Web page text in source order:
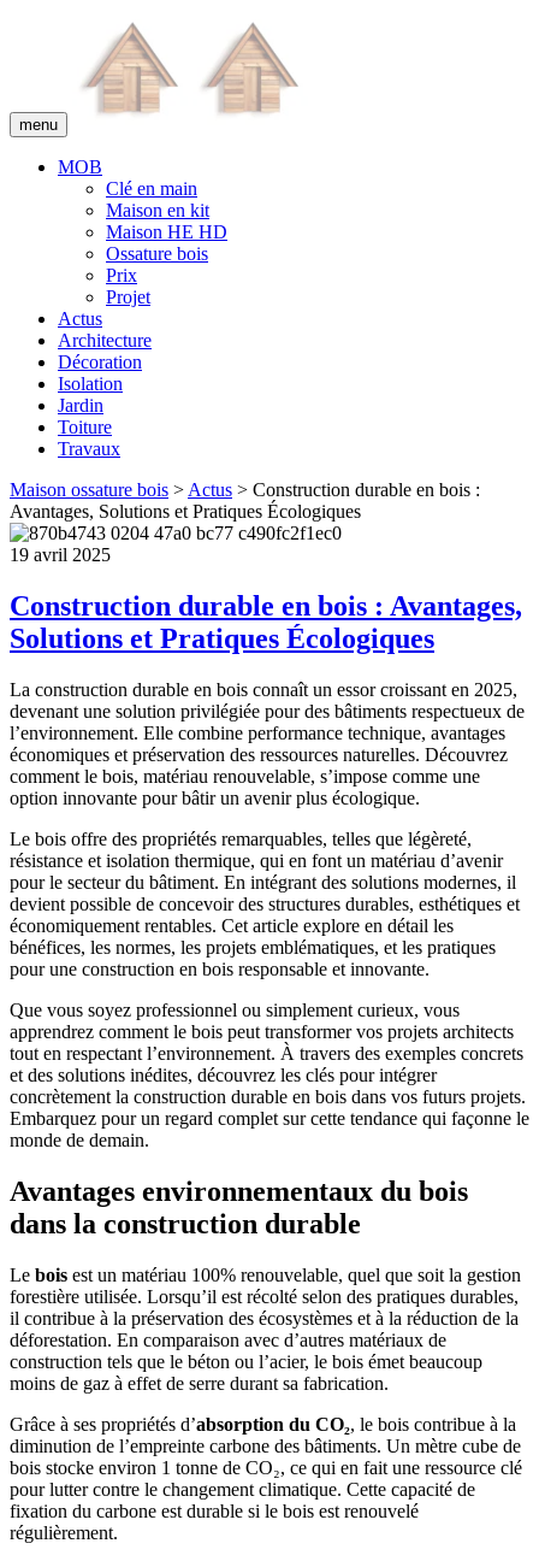
menu
MOB
Clé en main
Maison en kit
Maison HE HD
Ossature bois
Prix
Projet
Actus
Architecture
Décoration
Isolation
Jardin
Toiture
Travaux
Maison ossature bois > Actus > Construction durable en bois :
Avantages, Solutions et Pratiques Écologiques
19 avril 2025
Construction durable en bois : Avantages,
Solutions et Pratiques Écologiques
La construction durable en bois connaît un essor croissant en 2025,
devenant une solution privilégiée pour des bâtiments respectueux de
l’environnement. Elle combine performance technique, avantages
économiques et préservation des ressources naturelles. Découvrez
comment le bois, matériau renouvelable, s’impose comme une
option innovante pour bâtir un avenir plus écologique.
Le bois offre des propriétés remarquables, telles que légèreté,
résistance et isolation thermique, qui en font un matériau d’avenir
pour le secteur du bâtiment. En intégrant des solutions modernes, il
devient possible de concevoir des structures durables, esthétiques et
économiquement rentables. Cet article explore en détail les
bénéfices, les normes, les projets emblématiques, et les pratiques
pour une construction en bois responsable et innovante.
Que vous soyez professionnel ou simplement curieux, vous
apprendrez comment le bois peut transformer vos projets architects
tout en respectant l’environnement. À travers des exemples concrets
et des solutions inédites, découvrez les clés pour intégrer
concrètement la construction durable en bois dans vos futurs projets.
Embarquez pour un regard complet sur cette tendance qui façonne le
monde de demain.
Avantages environnementaux du bois
dans la construction durable
Le bois est un matériau 100% renouvelable, quel que soit la gestion
forestière utilisée. Lorsqu’il est récolté selon des pratiques durables,
il contribue à la préservation des écosystèmes et à la réduction de la
déforestation. En comparaison avec d’autres matériaux de
construction tels que le béton ou l’acier, le bois émet beaucoup
moins de gaz à effet de serre durant sa fabrication.
Grâce à ses propriétés d’absorption du CO₂, le bois contribue à la
diminution de l’empreinte carbone des bâtiments. Un mètre cube de
bois stocke environ 1 tonne de CO₂, ce qui en fait une ressource clé
pour lutter contre le changement climatique. Cette capacité de
fixation du carbone est durable si le bois est renouvelé
régulièrement.